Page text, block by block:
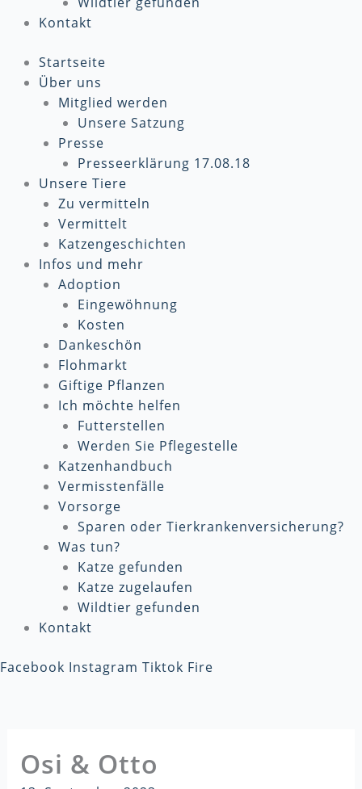
Kontakt
Startseite
Über uns
Mitglied werden
Unsere Satzung
Presse
Presseerklärung 17.08.18
Unsere Tiere
Zu vermitteln
Vermittelt
Katzengeschichten
Infos und mehr
Adoption
Eingewöhnung
Kosten
Dankeschön
Flohmarkt
Giftige Pflanzen
Ich möchte helfen
Futterstellen
Werden Sie Pflegestelle
Katzenhandbuch
Vermisstenfälle
Vorsorge
Sparen oder Tierkrankenversicherung?
Was tun?
Katze gefunden
Katze zugelaufen
Wildtier gefunden
Kontakt
Facebook Instagram Tiktok Fire
Osi & Otto